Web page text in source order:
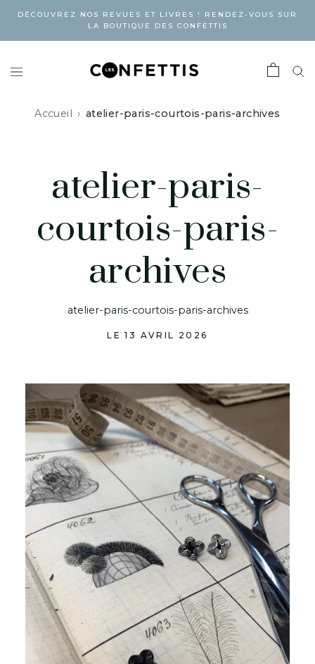
DÉCOUVREZ NOS REVUES ET LIVRES ! RENDEZ-VOUS SUR
LA BOUTIQUE DES CONFETTIS
Accueil atelier-paris-courtois-paris-archives
atelier-paris-
courtois-paris-
archives
atelier-paris-courtois-paris-archives
LE 13 AVRIL 2026